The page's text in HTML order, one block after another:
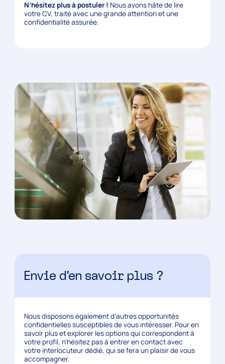
N’hésitez plus à postuler ! Nous avons hâte de lire
votre CV, traité avec une grande attention et une
confidentialité assurée.
Envie d’en savoir plus ?
Nous disposons également d’autres opportunités
confidentielles susceptibles de vous intéresser. Pour en
savoir plus et explorer les options qui correspondent à
votre profil, n’hésitez pas à entrer en contact avec
votre interlocuteur dédié, qui se fera un plaisir de vous
accompagner.